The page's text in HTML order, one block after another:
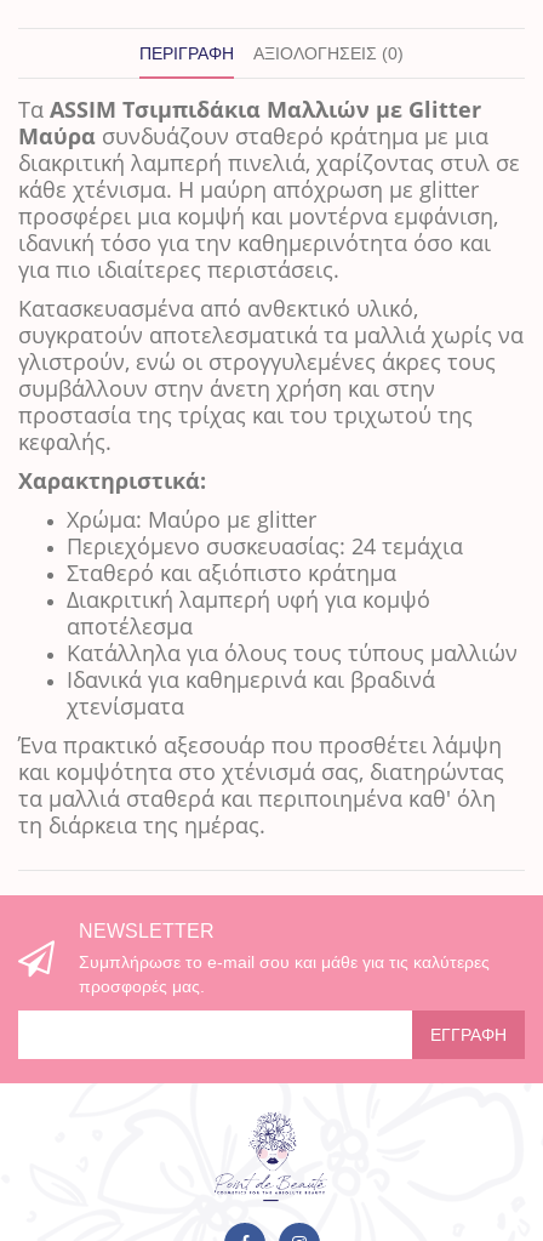
ΠΕΡΙΓΡΑΦΉ ΑΞΙΟΛΟΓΉΣΕΙΣ (0)
Τα ASSIM Τσιμπιδάκια Μαλλιών με Glitter
Μαύρα συνδυάζουν σταθερό κράτημα με μια
διακριτική λαμπερή πινελιά, χαρίζοντας στυλ σε
κάθε χτένισμα. Η μαύρη απόχρωση με glitter
προσφέρει μια κομψή και μοντέρνα εμφάνιση,
ιδανική τόσο για την καθημερινότητα όσο και
για πιο ιδιαίτερες περιστάσεις.
Κατασκευασμένα από ανθεκτικό υλικό,
συγκρατούν αποτελεσματικά τα μαλλιά χωρίς να
γλιστρούν, ενώ οι στρογγυλεμένες άκρες τους
συμβάλλουν στην άνετη χρήση και στην
προστασία της τρίχας και του τριχωτού της
κεφαλής.
Χαρακτηριστικά:
Χρώμα: Μαύρο με glitter
Περιεχόμενο συσκευασίας: 24 τεμάχια
Σταθερό και αξιόπιστο κράτημα
Διακριτική λαμπερή υφή για κομψό
αποτέλεσμα
Κατάλληλα για όλους τους τύπους μαλλιών
Ιδανικά για καθημερινά και βραδινά
χτενίσματα
Ένα πρακτικό αξεσουάρ που προσθέτει λάμψη
και κομψότητα στο χτένισμά σας, διατηρώντας
τα μαλλιά σταθερά και περιποιημένα καθ' όλη
τη διάρκεια της ημέρας.
NEWSLETTER
Συμπλήρωσε το e-mail σου και μάθε για τις καλύτερες
προσφορές μας.
ΕΓΓΡΑΦΉ